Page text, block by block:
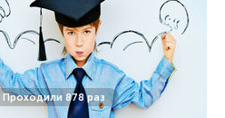
Проходили 878 раз